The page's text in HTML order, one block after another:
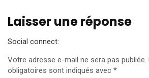
Laisser une réponse
Social connect:
Votre adresse e-mail ne sera pas publiée.
obligatoires sont indiqués avec *